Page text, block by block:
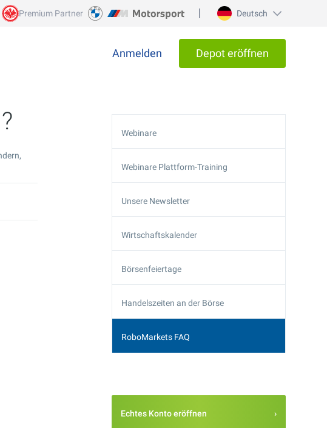
Premium Partner Deutsch
Anmelden Depot eröffnen
Webinare
Webinare Plattform-Training
Unsere Newsletter
Wirtschaftskalender
Börsenfeiertage
Handelszeiten an der Börse
RoboMarkets FAQ
Echtes Konto eröffnen